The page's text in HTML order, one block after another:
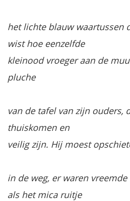
het lichte blauw waartussen
wist hoe eenzelfde
kleinood vroeger aan de
pluche
van de tafel van zijn ouders,
thuiskomen en
veilig zijn. Hij moest
in de weg, er waren
als het mica ruitje